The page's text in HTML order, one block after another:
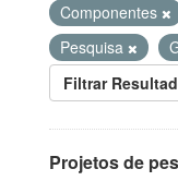
Componentes
Pesquisa
Filtrar
Projetos de